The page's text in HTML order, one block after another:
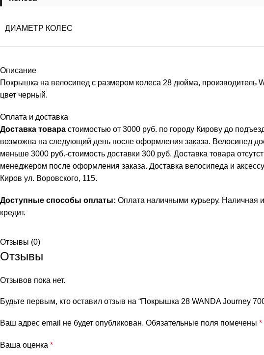
ДИАМЕТР КОЛЕС
Описание
Покрышка на велосипед с размером колеса 28 дюйма, производитель
цвет черный.
Оплата и доставка
Доставка товара стоимостью от 3000 руб. по городу Кирову до
возможна на следующий день после оформления заказа. Велосипед
меньше 3000 руб.-стоимость доставки 300 руб. Доставка товара
менеджером после оформления заказа. Доставка велосипеда и
Киров ул. Воровского, 115.
Доступные способы оплаты: Оплата наличными курьеру. Наличная
кредит.
Отзывы (0)
Отзывы
Отзывов пока нет.
Будьте первым, кто оставил отзыв на “Покрышка 28 WANDA Journey
Ваш адрес email не будет опубликован. Обязательные поля помечены *
Ваша оценка *